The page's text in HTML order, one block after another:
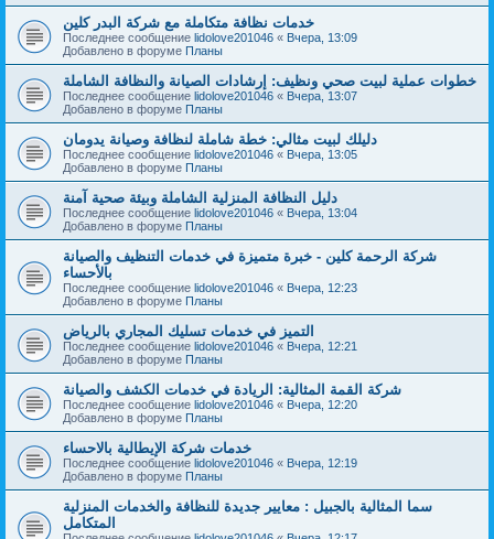
خدمات نظافة متكاملة مع شركة البدر كلين
Последнее сообщение lidolove201046 « Вчера, 13:09
Добавлено в форуме Планы
خطوات عملية لبيت صحي ونظيف: إرشادات الصيانة والنظافة الشاملة
Последнее сообщение lidolove201046 « Вчера, 13:07
Добавлено в форуме Планы
دليلك لبيت مثالي: خطة شاملة لنظافة وصيانة يدومان
Последнее сообщение lidolove201046 « Вчера, 13:05
Добавлено в форуме Планы
دليل النظافة المنزلية الشاملة وبيئة صحية آمنة
Последнее сообщение lidolove201046 « Вчера, 13:04
Добавлено в форуме Планы
شركة الرحمة كلين - خبرة متميزة في خدمات التنظيف والصيانة
بالأحساء
Последнее сообщение lidolove201046 « Вчера, 12:23
Добавлено в форуме Планы
التميز في خدمات تسليك المجاري بالرياض
Последнее сообщение lidolove201046 « Вчера, 12:21
Добавлено в форуме Планы
شركة القمة المثالية: الريادة في خدمات الكشف والصيانة
Последнее сообщение lidolove201046 « Вчера, 12:20
Добавлено в форуме Планы
خدمات شركة الإيطالية بالاحساء
Последнее сообщение lidolove201046 « Вчера, 12:19
Добавлено в форуме Планы
سما المثالية بالجبيل : معايير جديدة للنظافة والخدمات المنزلية
المتكامل